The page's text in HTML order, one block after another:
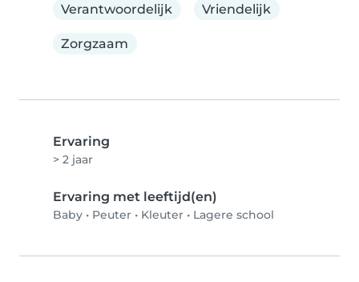
Verantwoordelijk
Vriendelijk
Zorgzaam
Ervaring
> 2 jaar
Ervaring met leeftijd(en)
Baby • Peuter • Kleuter • Lagere school